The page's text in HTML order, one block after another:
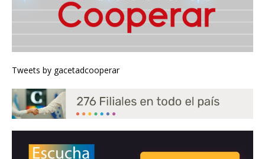
Tweets by gacetadcooperar